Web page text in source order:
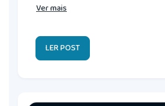
Ver mais
LER POST